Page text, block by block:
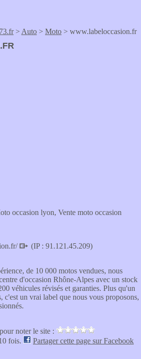
> Auto > Moto > www.labeloccasion.fr
occasion lyon, Vente moto occasion
(IP : 91.121.45.209)
de 10 000 motos vendues, nous
d'occasion Rhône-Alpes avec un stock
véhicules révisés et garanties. Plus qu'un
c'est un vrai label que nous vous proposons,
noter le site :
fois.
Partager cette page sur Facebook